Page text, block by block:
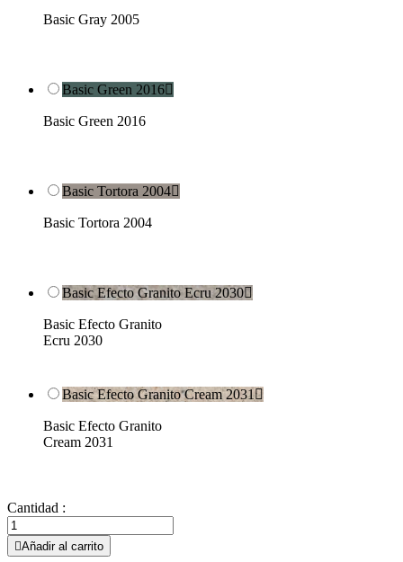
Basic Gray 2005
Basic Green 2016
Basic Green 2016
Basic Tortora 2004
Basic Tortora 2004
Basic Efecto Granito Ecru 2030
Basic Efecto Granito
Ecru 2030
Basic Efecto Granito Cream 2031
Basic Efecto Granito
Cream 2031
Cantidad :
Añadir al carrito